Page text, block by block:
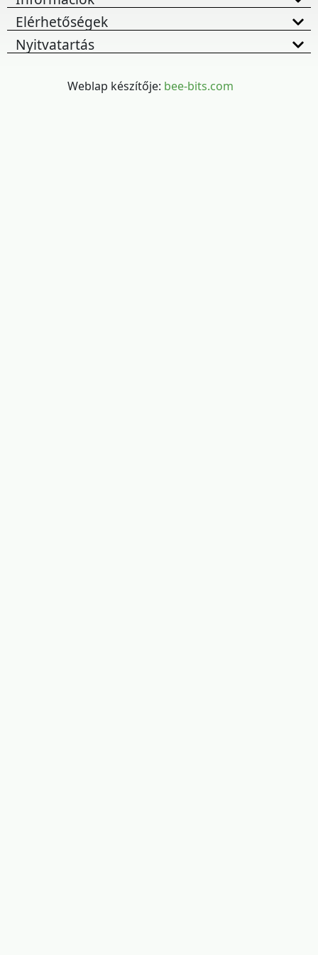
Elérhetőségek
Nyitvatartás
Weblap készítője: bee-bits.com